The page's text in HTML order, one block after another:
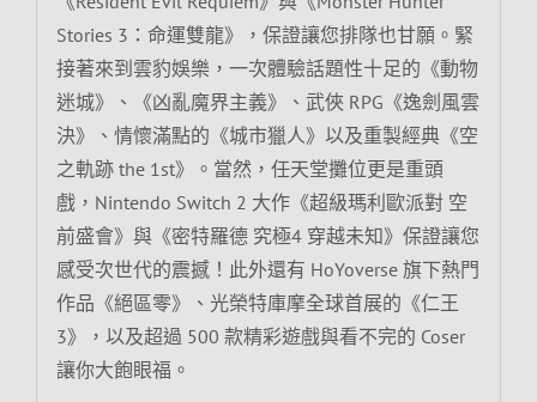
Stories 3：命運雙龍》，保證讓您排隊也甘願。緊
接著來到雲豹娛樂，一次體驗話題性十足的《動物
迷城》、《凶亂魔界主義》、武俠 RPG《逸劍風雲
決》、情懷滿點的《城市獵人》以及重製經典《空
之軌跡 the 1st》。當然，任天堂攤位更是重頭
戲，Nintendo Switch 2 大作《超級瑪利歐派對 空
前盛會》與《密特羅德 究極4 穿越未知》保證讓您
感受次世代的震撼！此外還有 HoYoverse 旗下熱門
作品《絕區零》、光榮特庫摩全球首展的《仁王
3》，以及超過 500 款精彩遊戲與看不完的 Coser
讓你大飽眼福。